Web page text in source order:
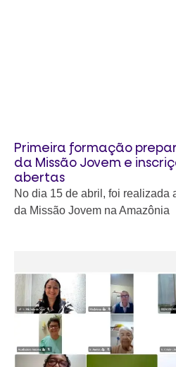
Primeira formação
da Missão Jovem e
abertas
No dia 15 de abril, foi realizada
da Missão Jovem na Amazônia